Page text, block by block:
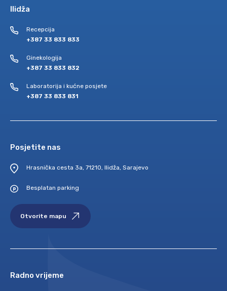
Ilidža
Recepcija
+387 33 833 833
Ginekologija
+387 33 833 832
Laboratorija i kućne posjete
+387 33 833 831
Posjetite nas
Hrasnička cesta 3a, 71210, Ilidža, Sarajevo
Besplatan parking
Otvorite mapu
Radno vrijeme